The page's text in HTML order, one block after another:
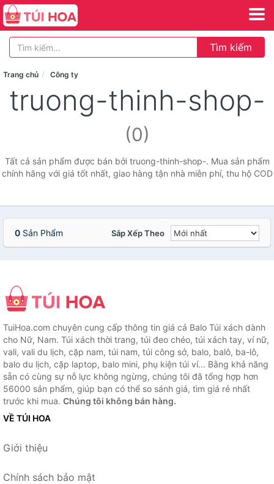
Tìm kiếm
Trang chủ Công ty
truong-thinh-shop-
(0)
Tất cả sản phẩm được bán bởi truong-thinh-shop-. Mua sản phẩm
chính hãng với giá tốt nhất, giao hàng tận nhà miễn phí, thu hộ COD
0 Sản Phẩm Sắp Xếp Theo
TuiHoa.com chuyên cung cấp thông tin giá cả Balo Túi xách dành
cho Nữ, Nam. Túi xách thời trang, túi đeo chéo, túi xách tay, ví nữ,
vali, vali du lịch, cặp nam, túi nam, túi công sở, balo, balô, ba-lô,
balo du lịch, cặp laptop, balo mini, phụ kiện túi ví... Bằng khả năng
sẵn có cùng sự nỗ lực không ngừng, chúng tôi đã tổng hợp hơn
56000 sản phẩm, giúp bạn có thể so sánh giá, tìm giá rẻ nhất
trước khi mua. Chúng tôi không bán hàng.
VỀ TÚI HOA
Giới thiệu
Chính sách bảo mật